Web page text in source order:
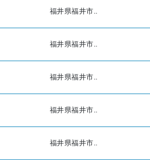
福井県福井市..
福井県福井市..
福井県福井市..
福井県福井市..
福井県福井市..